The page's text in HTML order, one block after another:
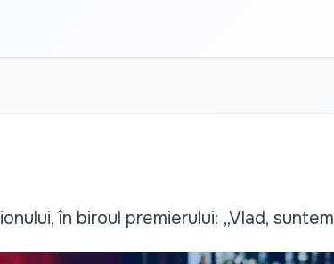
în biroul premierului: „Vlad,